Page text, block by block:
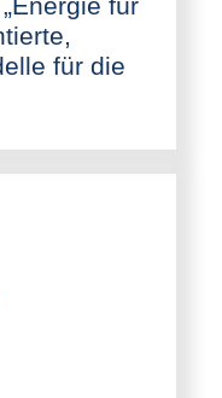
für
für die